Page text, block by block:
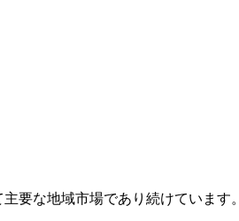
要な地域市場であり続けています。